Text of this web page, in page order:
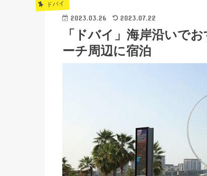
ドバイ
2023.03.26 2023.07.22
「ドバイ」海岸沿いで
ーチ周辺に宿泊